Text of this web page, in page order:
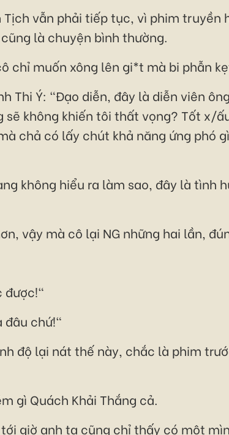
vẫn phải tiếp tục, vì phim truyền
là chuyện bình thường.
chỉ muốn xông lên gi*t mà bi phẫn
Thi Ý: "Đạo diễn, đây là diễn viên
không khiến tôi thất vọng? Tốt x/
chả có lấy chút khả năng ứng phó
không hiểu ra làm sao, đây là tình
vậy mà cô lại NG những hai lần,
được!"
đâu chứ!"
độ lại nát thế này, chắc là phim
gì Quách Khải Thắng cả.
giờ anh ta cũng chỉ thấy có một